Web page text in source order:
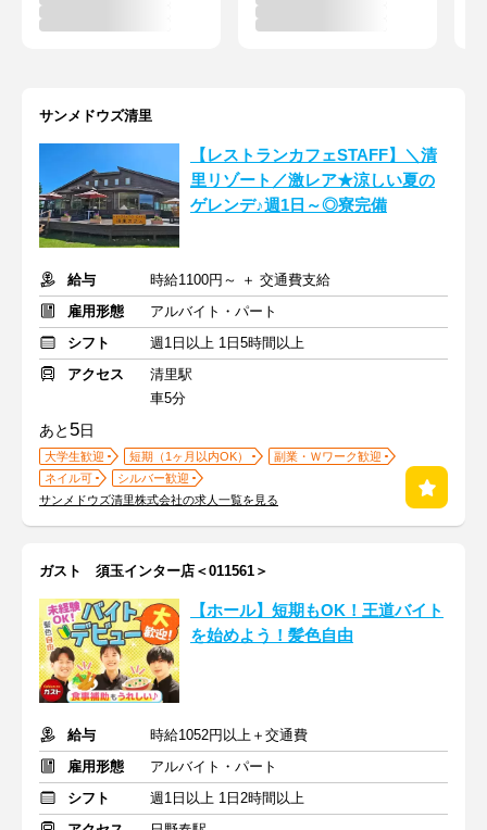
サンメドウズ清里
【レストランカフェSTAFF】＼清
里リゾート／激レア★涼しい夏の
ゲレンデ♪週1日～◎寮完備
給与
時給1100円～ ＋ 交通費支給
雇用形態
アルバイト・パート
シフト
週1日以上 1日5時間以上
アクセス
清里駅
車5分
あと 5日
大学生歓迎 短期（1ヶ月以内OK）
副業・Ｗワーク歓迎
ネイル可
シルバー歓迎
サンメドウズ清里株式会社の求人一覧を見る
ガスト 須玉インター店＜011561＞
【ホール】短期もOK！王道バイト
を始めよう！髪色自由
給与
時給1052円以上＋交通費
雇用形態
アルバイト・パート
シフト
週1日以上 1日2時間以上